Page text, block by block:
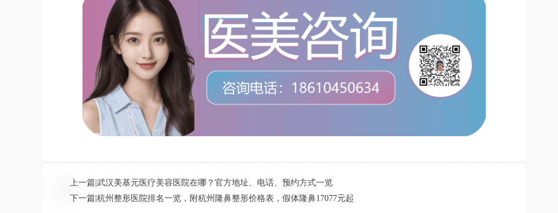
上一篇 武汉美基元医疗美容医院在哪？官方地址、电话、预约方式一览
下一篇 杭州整形医院排名一览，附杭州隆鼻整形价格表，假体隆鼻17077元起